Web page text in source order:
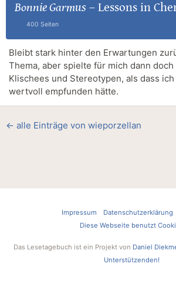
Bonnie Garmus – Lessons in
400 Seiten
Bleibt stark hinter den Erwartungen
Thema, aber spielte für mich dann
Klischees und Stereotypen, als dass
wertvoll empfunden hätte.
← alle Einträge von wieporzellan
Impressum Datenschutzerklärung
Diese Webseite benutzt
Das Lesetagebuch ist ein Projekt von Daniel
Unterstützenden!